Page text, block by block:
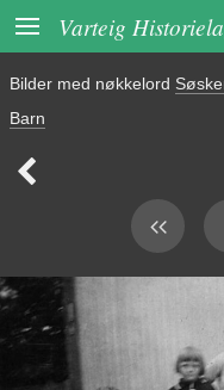
 Varteig
Bilder med nøkkelord
Barn
